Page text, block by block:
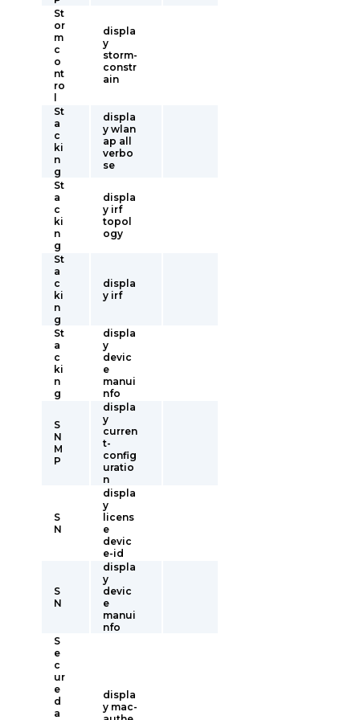
St
or
m
c
o
nt
ro
displa
y
storm-
constr
ain
St
a
c
ki
n
g
displa
y wlan
ap all
verbo
se
St
a
c
ki
n
g
displa
y irf
topol
ogy
St
a
c
ki
n
g
displa
y irf
St
a
c
ki
n
g
displa
y
devic
e
manui
nfo
S
N
M
P
displa
y
curren
t-
config
uratio
n
S
N
displa
y
licens
e
devic
e-id
S
N
displa
y
devic
e
manui
nfo
S
e
c
ur
e
d
a
displa
y mac-